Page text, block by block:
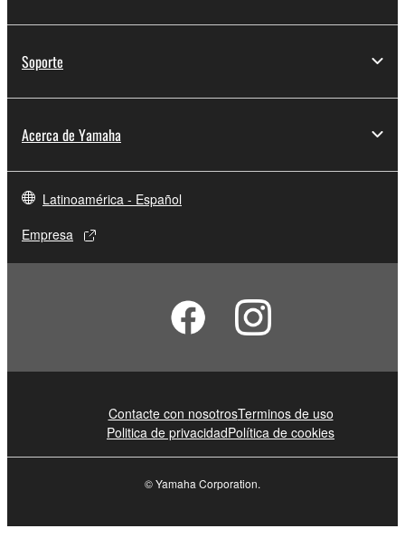
Soporte
Acerca de Yamaha
Latinoamérica - Español
Empresa
Contacte con nosotrosTerminos de uso
Politica de privacidadPolítica de cookies
© Yamaha Corporation.